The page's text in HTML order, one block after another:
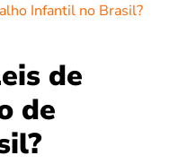
Infantil no Brasil?
de
de